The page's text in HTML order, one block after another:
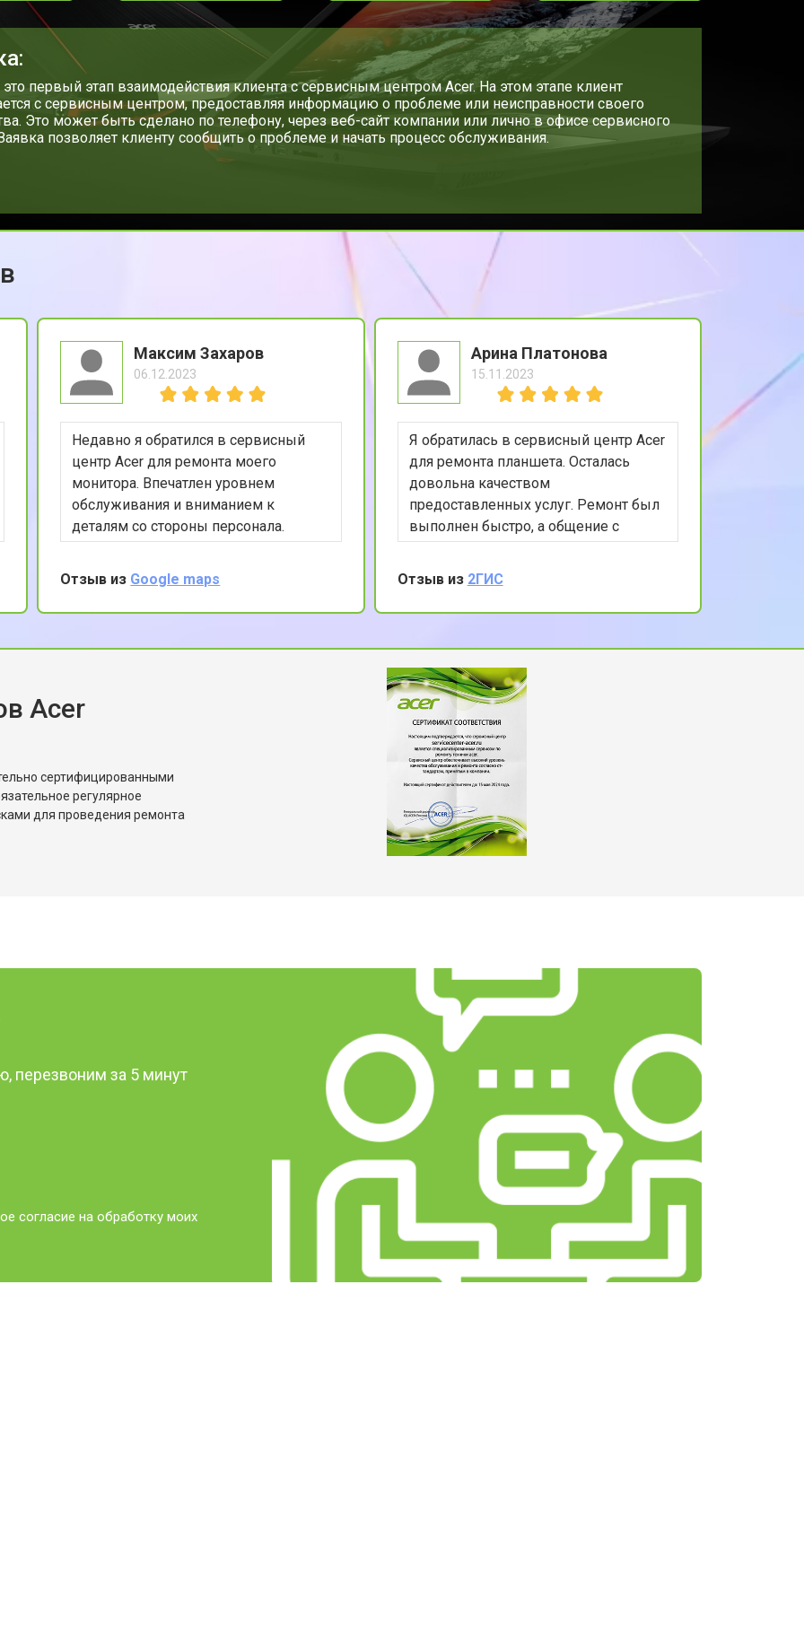
от 80 мин от 2300 ₽ Заказать
от 110 мин от 3800 ₽ Заказать
от 50 мин от 1500 ₽ Заказать
от 1200 ₽
от 50 мин от 2300 ₽ Заказать
от 70 мин от 2200 ₽ Заказать
от 70 мин от 3500 ₽
от 2200 ₽
от 50 мин от 1700 ₽
от 2600 ₽
от 2600 ₽
от 1100 ₽
от 3990 ₽
это первый этап взаимодействия клиента с сервисным центром Acer. На этом этапе клиент
с сервисным центром, предоставляя информацию о проблеме или неисправности своего
Это может быть сделано по телефону, через веб-сайт компании или лично в офисе сервисного
позволяет клиенту сообщить о проблеме и начать процесс обслуживания.
Максим Захаров
06.12.2023
Недавно я обратился в сервисный
центр Acer для ремонта моего
монитора. Впечатлен уровнем
обслуживания и вниманием к
деталям со стороны персонала.
Ремонт был выполнен в кратчайшие
сроки, а цена оказалась весьма
приемлемой. Хочу отметить
использование оригинальных
долговечность ремонта. Спасибо за
Отзыв из Google maps
Арина Платонова
15.11.2023
Я обратилась в сервисный центр Acer
для ремонта планшета. Осталась
довольна качеством
предоставленных услуг. Ремонт был
выполнен быстро, а общение с
персоналом было крайне приятным и
информативным. Ценю ваш
профессионализм и внимание к
клиентам. Теперь я знаю, куда
Спасибо за вашу работу!
Отзыв из 2ГИС
Acer
сертифицированными
регулярное
для проведения ремонта
перезвоним за 5 минут
согласие на обработку моих